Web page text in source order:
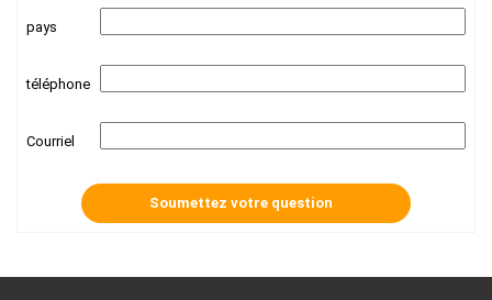
pays
téléphone
Courriel